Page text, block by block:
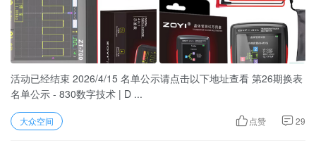
活动已经结束 2026/4/15 名单公示请点击以下地址查看 第26期换表
名单公示 - 830数字技术 | D ...
大众空间 点赞 29